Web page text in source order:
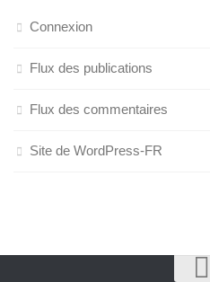
Connexion
Flux des publications
Flux des commentaires
Site de WordPress-FR